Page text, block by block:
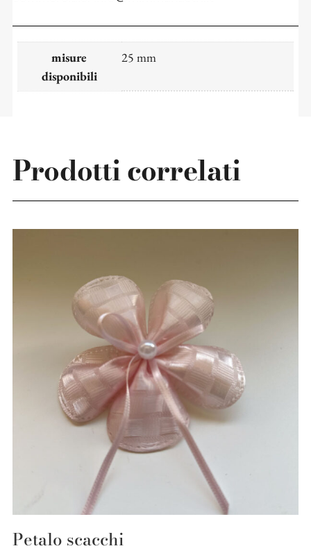
misure
disponibili
25 mm
Prodotti correlati
Petalo scacchi